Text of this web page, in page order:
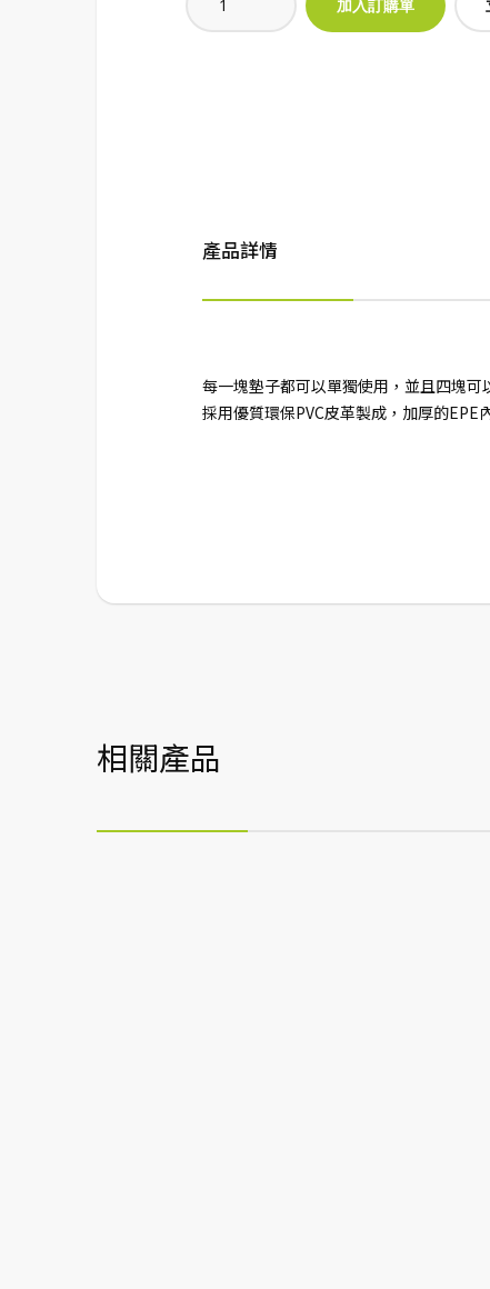
產品詳情
每一塊墊子都可以單獨使用，並且四塊
採用優質環保PVC皮革製成，加厚的EPE
相關產品